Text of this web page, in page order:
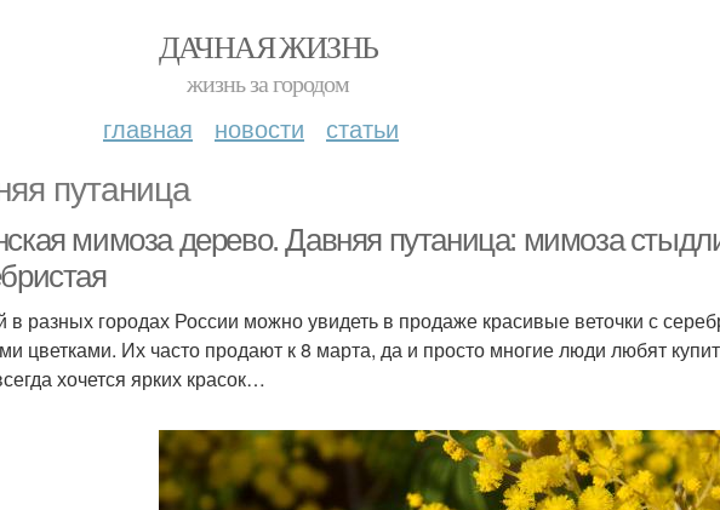
ДАЧНАЯ ЖИЗНЬ
жизнь за городом
главная новости статьи
путаница
мимоза дерево. Давняя путаница: мимоза
в разных городах России можно увидеть в продаже красивые веточки с
цветками. Их часто продают к 8 марта, да и просто многие люди любят
хочется ярких красок…